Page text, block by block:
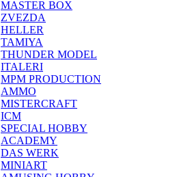
MASTER BOX
ZVEZDA
HELLER
TAMIYA
THUNDER MODEL
ITALERI
MPM PRODUCTION
AMMO
MISTERCRAFT
ICM
SPECIAL HOBBY
ACADEMY
DAS WERK
MINIART